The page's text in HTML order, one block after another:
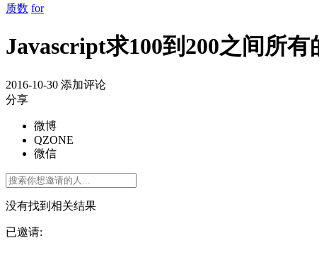
质数 for
Javascript求100到200之间所有
2016-10-30 添加评论
分享
微博
QZONE
微信
没有找到相关结果
已邀请: